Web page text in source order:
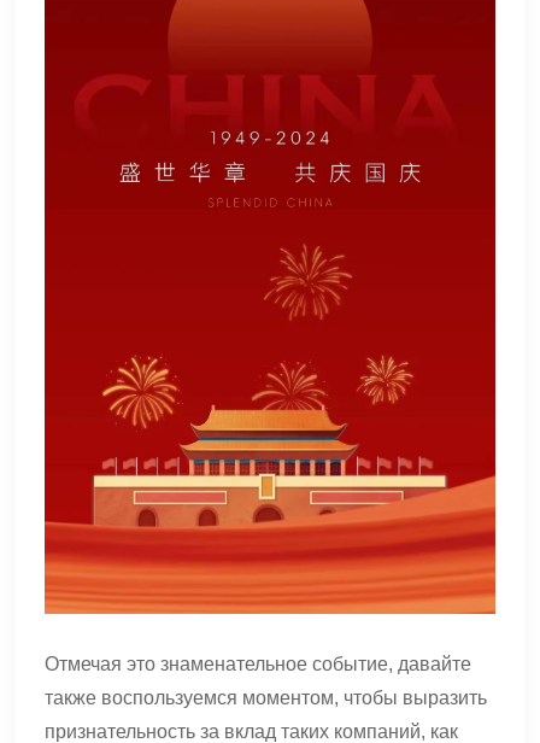
Отмечая это знаменательное событие, давайте
также воспользуемся моментом, чтобы выразить
признательность за вклад таких компаний, как